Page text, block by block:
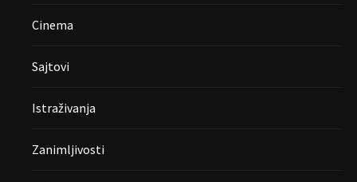
Cinema
Sajtovi
Istraživanja
Zanimljivosti